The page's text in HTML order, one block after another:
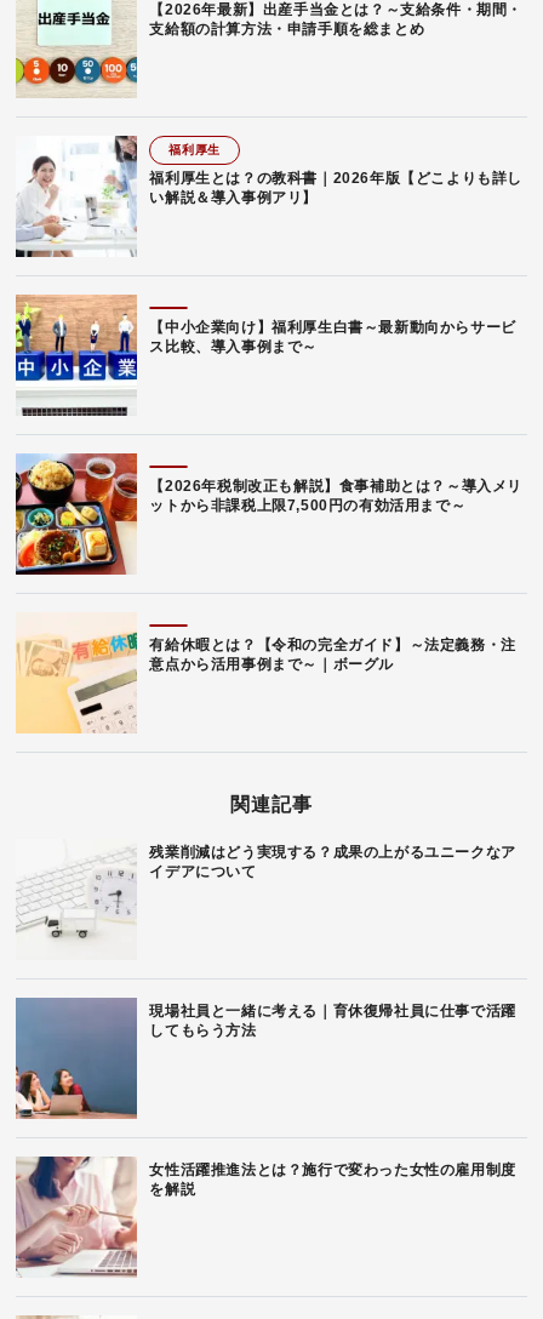
【2026年最新】出産手当金とは？～支給条件・期間・
支給額の計算方法・申請手順を総まとめ
福利厚生
福利厚生とは？の教科書｜2026年版【どこよりも詳し
い解説＆導入事例アリ】
【中小企業向け】福利厚生白書～最新動向からサービ
ス比較、導入事例まで～
【2026年税制改正も解説】食事補助とは？～導入メリ
ットから非課税上限7,500円の有効活用まで～
有給休暇とは？【令和の完全ガイド】～法定義務・注
意点から活用事例まで～｜ボーグル
関連記事
残業削減はどう実現する？成果の上がるユニークなア
イデアについて
現場社員と一緒に考える｜育休復帰社員に仕事で活躍
してもらう方法
女性活躍推進法とは？施行で変わった女性の雇用制度
を解説